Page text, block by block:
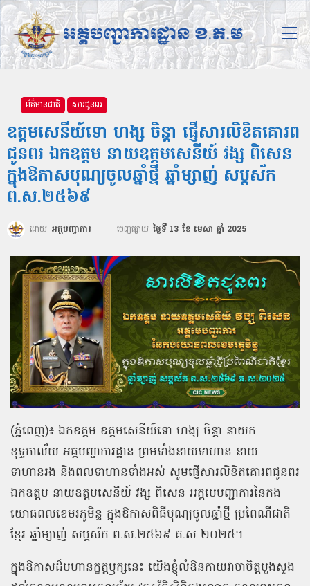
ព័ត៌មានជាតិ សារជូនពរ
ឧត្ដមសេនីយ៍ទោ ហង្ស ចិន្ដា ផ្ញើសារលិខិតគោរព
ជូនពរ ឯកឧត្ដម នាយឧត្ដមសេនីយ៍ វង្ស ពិសេន
ក្នុងឱកាសបុណ្យចូលឆ្នាំថ្មី ឆ្នាំម្សាញ់ សប្តស័ក
ព.ស.២៥៦៩
ដោយ អគ្គបញ្ជាការ ចេញផ្សាយ ថ្ងៃទី 13 ខែ មេសា ឆ្នាំ 2025
(ភ្នំពេញ)៖ ឯកឧត្ដម ឧត្ដមសេនីយ៍ទោ ហង្ស ចិន្ដា នាយក
ខុទ្ទកាល័យ អគ្គបញ្ជាការដ្ឋាន ព្រមទាំងនាយទាហាន នាយ
ទាហានរង និងពលទាហានទាំងអស់ សូមផ្ញើសារលិខិតគោរពជូនពរ
ឯកឧត្ដម នាយឧត្ដមសេនីយ៍ វង្ស ពិសេន អគ្គមេបញ្ជាការនៃកង
យោធពលខេមរភូមិន្ទ ក្នុងឱកាសពិធីបុណ្យចូលឆ្នាំថ្មី ប្រពៃណីជាតិ
ខ្មែរ ឆ្នាំម្សាញ់ សប្ដស័ក ព.ស.២៥៦៩ គ.ស ២០២៥។
ក្នុងឱកាសដ៏មហានក្ខត្តឫក្សនេះ យើងខ្ញុំលំឱនកាយវាចាចិត្តបួងសួង